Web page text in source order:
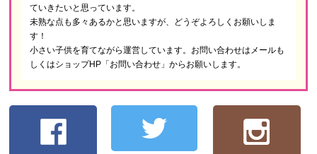
ていきたいと思っています。
未熟な点も多々あるかと思いますが、どうぞよろしくお願いしま
す！
小さい子供を育てながら運営しています。お問い合わせはメールも
しくはショップHP「お問い合わせ」からお願いします。